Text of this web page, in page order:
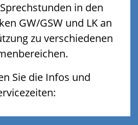
in den
GW/GSW und LK an
zu verschiedenen
Sie die Infos und